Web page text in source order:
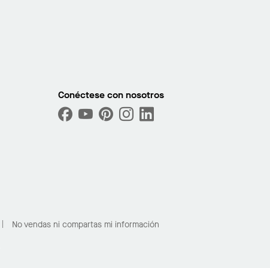
Conéctese con nosotros
No vendas ni compartas mi información